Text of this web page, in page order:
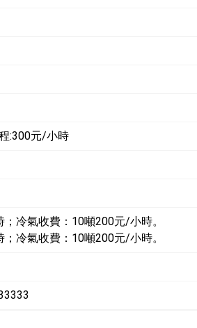
:300元/小時
冷氣收費：10噸200元/小時。
冷氣收費：10噸200元/小時。